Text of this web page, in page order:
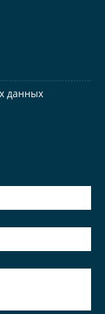
данных